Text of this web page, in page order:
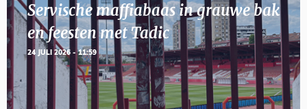
Servische maffiabaas in grauwe bak
en feesten met Tadic
24 JULI 2026 - 11:59